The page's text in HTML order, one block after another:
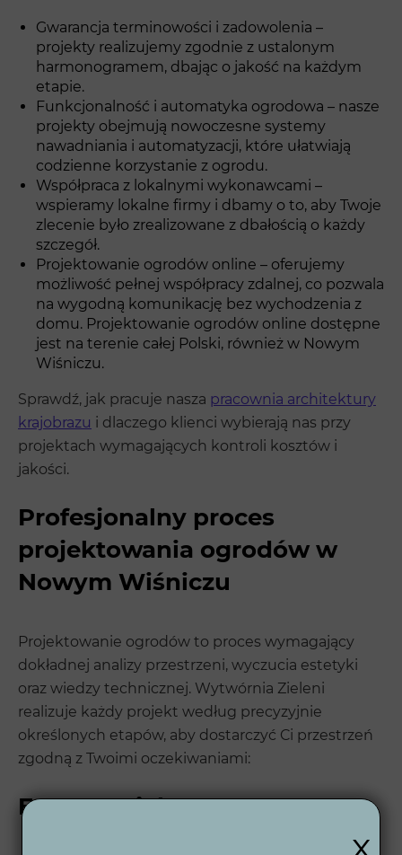
Gwarancja terminowości i zadowolenia –
projekty realizujemy zgodnie z ustalonym
harmonogramem, dbając o jakość na każdym
etapie.
Funkcjonalność i automatyka ogrodowa – nasze
projekty obejmują nowoczesne systemy
nawadniania i automatyzacji, które ułatwiają
codzienne korzystanie z ogrodu.
Współpraca z lokalnymi wykonawcami –
wspieramy lokalne firmy i dbamy o to, aby Twoje
zlecenie było zrealizowane z dbałością o każdy
szczegół.
Projektowanie ogrodów online – oferujemy
możliwość pełnej współpracy zdalnej, co pozwala
na wygodną komunikację bez wychodzenia z
domu. Projektowanie ogrodów online dostępne
jest na terenie całej Polski, również w Nowym
Wiśniczu.
Sprawdź, jak pracuje nasza pracownia architektury
krajobrazu i dlaczego klienci wybierają nas przy
projektach wymagających kontroli kosztów i
jakości.
Profesjonalny proces
projektowania ogrodów w
Nowym Wiśniczu
Projektowanie ogrodów to proces wymagający
dokładnej analizy przestrzeni, wyczucia estetyki
oraz wiedzy technicznej. Wytwórnia Zieleni
realizuje każdy projekt według precyzyjnie
określonych etapów, aby dostarczyć Ci przestrzeń
zgodną z Twoimi oczekiwaniami:
Etapy projektowe:
x